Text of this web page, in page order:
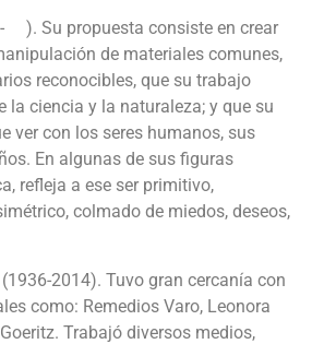
). Su propuesta consiste en crear
de materiales comunes,
reconocibles, que su trabajo
la ciencia y la naturaleza; y que su
ver con los seres humanos, sus
En algunas de sus figuras
refleja a ese ser primitivo,
colmado de miedos, deseos,
2014). Tuvo gran cercanía con
como: Remedios Varo, Leonora
Trabajó diversos medios,